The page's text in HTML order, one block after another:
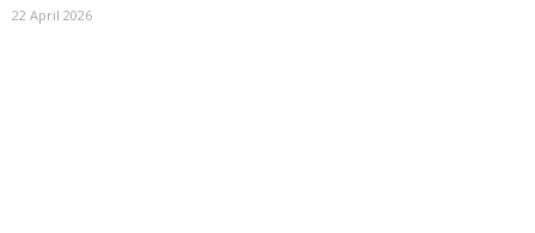
22 April 2026